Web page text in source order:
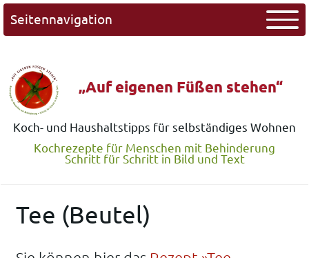
Seitennavigation
„Auf eigenen Füßen stehen“
Koch- und Haushaltstipps für selbständiges Wohnen
Kochrezepte für Menschen mit Behinderung
Schritt für Schritt in Bild und Text
Tee (Beutel)